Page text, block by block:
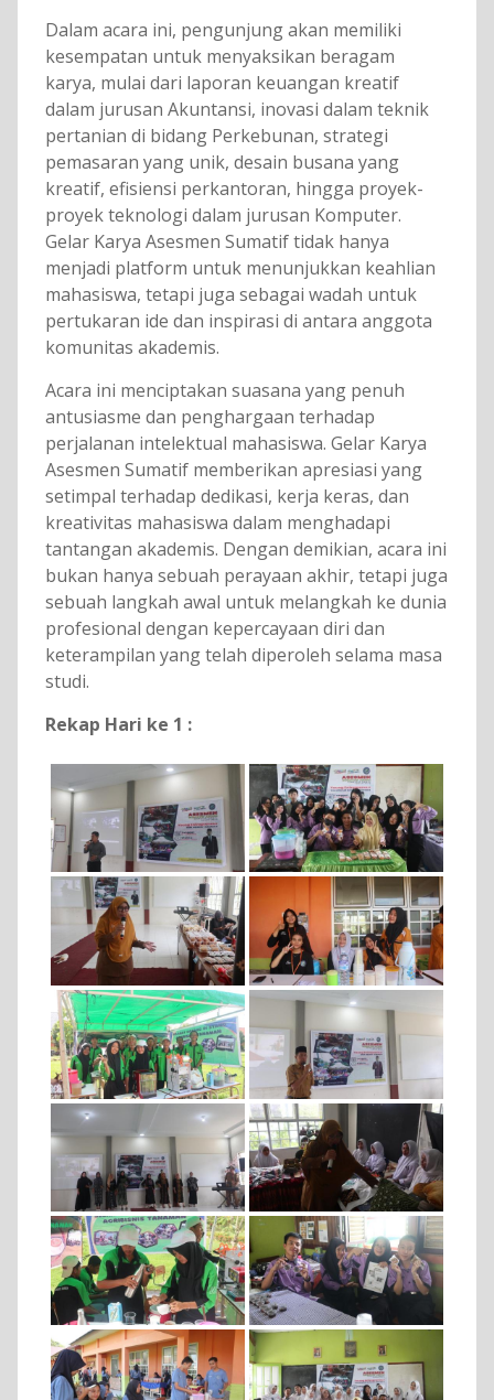
Dalam acara ini, pengunjung akan memiliki
kesempatan untuk menyaksikan beragam
karya, mulai dari laporan keuangan kreatif
dalam jurusan Akuntansi, inovasi dalam teknik
pertanian di bidang Perkebunan, strategi
pemasaran yang unik, desain busana yang
kreatif, efisiensi perkantoran, hingga proyek-
proyek teknologi dalam jurusan Komputer.
Gelar Karya Asesmen Sumatif tidak hanya
menjadi platform untuk menunjukkan keahlian
mahasiswa, tetapi juga sebagai wadah untuk
pertukaran ide dan inspirasi di antara anggota
komunitas akademis.
Acara ini menciptakan suasana yang penuh
antusiasme dan penghargaan terhadap
perjalanan intelektual mahasiswa. Gelar Karya
Asesmen Sumatif memberikan apresiasi yang
setimpal terhadap dedikasi, kerja keras, dan
kreativitas mahasiswa dalam menghadapi
tantangan akademis. Dengan demikian, acara ini
bukan hanya sebuah perayaan akhir, tetapi juga
sebuah langkah awal untuk melangkah ke dunia
profesional dengan kepercayaan diri dan
keterampilan yang telah diperoleh selama masa
studi.
Rekap Hari ke 1 :